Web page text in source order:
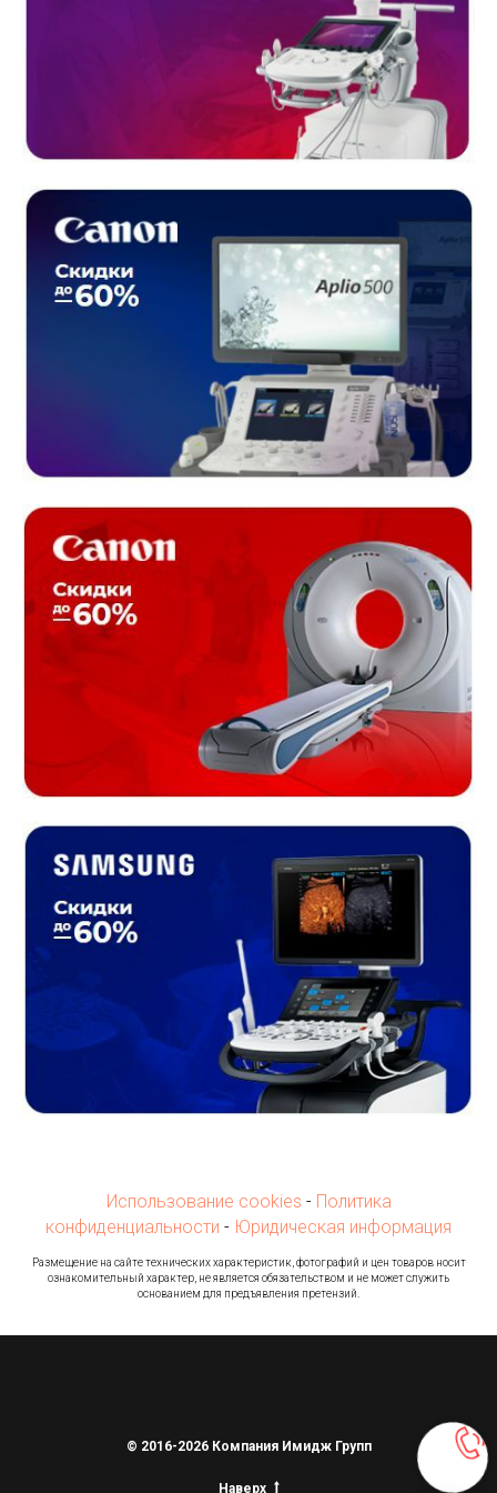
Использование cookies - Политика
конфиденциальности - Юридическая информация
Размещение на сайте технических характеристик, фотографий и цен товаров носит
ознакомительный характер, не является обязательством и не может служить
основанием для предъявления претензий.
© 2016-2026 Компания Имидж Групп
Наверх